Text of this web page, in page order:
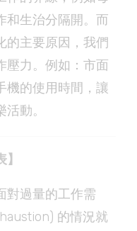
和生治分隔開。而
的主要原因，我們
壓力。例如：市面
機的使用時間，讓
動。
對過量的工作需
的情況就